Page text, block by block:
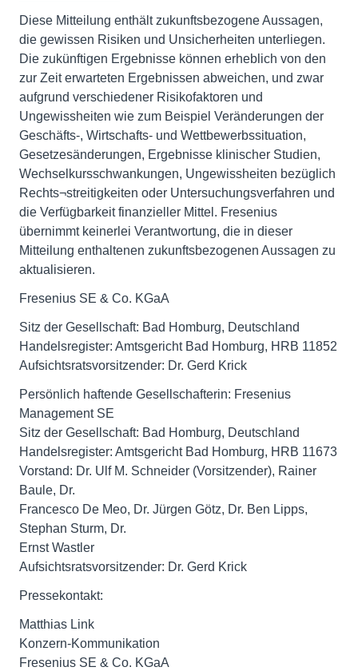
Diese Mitteilung enthält zukunftsbezogene Aussagen,
die gewissen Risiken und Unsicherheiten unterliegen.
Die zukünftigen Ergebnisse können erheblich von den
zur Zeit erwarteten Ergebnissen abweichen, und zwar
aufgrund verschiedener Risikofaktoren und
Ungewissheiten wie zum Beispiel Veränderungen der
Geschäfts-, Wirtschafts- und Wettbewerbssituation,
Gesetzesänderungen, Ergebnisse klinischer Studien,
Wechselkursschwankungen, Ungewissheiten bezüglich
Rechts¬streitigkeiten oder Untersuchungsverfahren und
die Verfügbarkeit finanzieller Mittel. Fresenius
übernimmt keinerlei Verantwortung, die in dieser
Mitteilung enthaltenen zukunftsbezogenen Aussagen zu
aktualisieren.
Fresenius SE & Co. KGaA
Sitz der Gesellschaft: Bad Homburg, Deutschland
Handelsregister: Amtsgericht Bad Homburg, HRB 11852
Aufsichtsratsvorsitzender: Dr. Gerd Krick
Persönlich haftende Gesellschafterin: Fresenius
Management SE
Sitz der Gesellschaft: Bad Homburg, Deutschland
Handelsregister: Amtsgericht Bad Homburg, HRB 11673
Vorstand: Dr. Ulf M. Schneider (Vorsitzender), Rainer
Baule, Dr.
Francesco De Meo, Dr. Jürgen Götz, Dr. Ben Lipps,
Stephan Sturm, Dr.
Ernst Wastler
Aufsichtsratsvorsitzender: Dr. Gerd Krick
Pressekontakt:
Matthias Link
Konzern-Kommunikation
Fresenius SE & Co. KGaA